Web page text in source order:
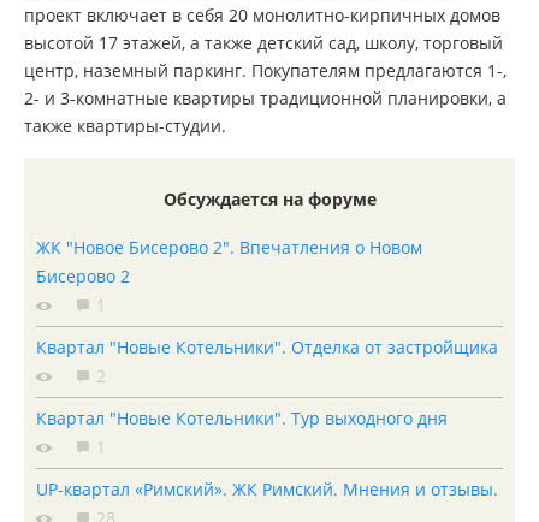
проект включает в себя 20 монолитно-кирпичных домов
высотой 17 этажей, а также детский сад, школу, торговый
центр, наземный паркинг. Покупателям предлагаются 1-,
2- и 3-комнатные квартиры традиционной планировки, а
также квартиры-студии.
Обсуждается на форуме
ЖК "Новое Бисерово 2". Впечатления о Новом
Бисерово 2
1
Квартал "Новые Котельники". Отделка от застройщика
2
Квартал "Новые Котельники". Тур выходного дня
1
UP-квартал «Римский». ЖК Римский. Мнения и отзывы.